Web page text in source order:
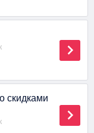
скидками